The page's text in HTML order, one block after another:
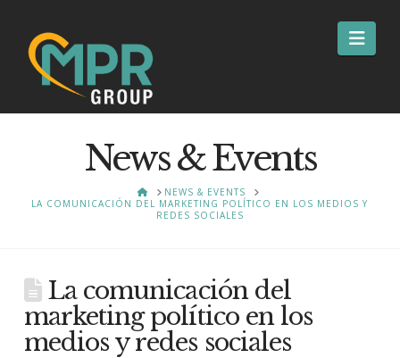
News & Events
HOMENEWS & EVENTS
LA COMUNICACIÓN DEL MARKETING POLÍTICO EN LOS MEDIOS Y
REDES SOCIALES
La comunicación del
marketing político en los
medios y redes sociales